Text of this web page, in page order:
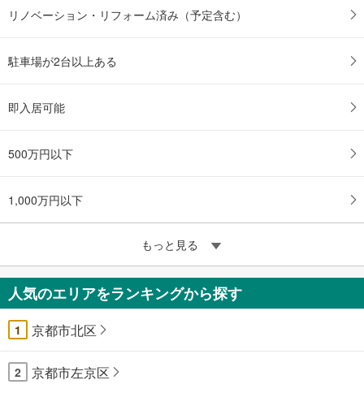
リノベーション・リフォーム済み（予定含む）
駐車場が2台以上ある
即入居可能
500万円以下
1,000万円以下
もっと見る
人気のエリアをランキングから探す
1 京都市北区
2 京都市左京区